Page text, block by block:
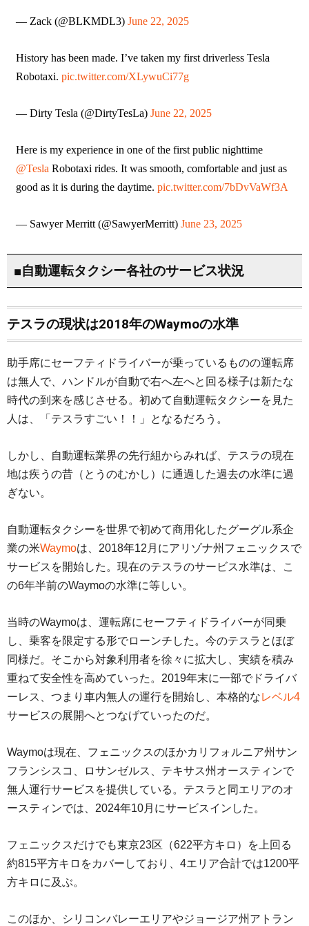
— Zack (@BLKMDL3) June 22, 2025
History has been made. I’ve taken my first driverless Tesla
Robotaxi. pic.twitter.com/XLywuCi77g
— Dirty Tesla (@DirtyTesLa) June 22, 2025
Here is my experience in one of the first public nighttime
@TeslaRobotaxi rides. It was smooth, comfortable and just as
good as it is during the daytime. pic.twitter.com/7bDvVaWf3A
— Sawyer Merritt (@SawyerMerritt) June 23, 2025
■自動運転タクシー各社のサービス状況
テスラの現状は2018年のWaymoの水準
助手席にセーフティドライバーが乗っているものの運転席
は無人で、ハンドルが自動で右へ左へと回る様子は新たな
時代の到来を感じさせる。初めて自動運転タクシーを見た
人は、「テスラすごい！！」となるだろう。
しかし、自動運転業界の先行組からみれば、テスラの現在
地は疾うの昔（とうのむかし）に通過した過去の水準に過
ぎない。
自動運転タクシーを世界で初めて商用化したグーグル系企
業の米Waymoは、2018年12月にアリゾナ州フェニックスで
サービスを開始した。現在のテスラのサービス水準は、こ
の6年半前のWaymoの水準に等しい。
当時のWaymoは、運転席にセーフティドライバーが同乗
し、乗客を限定する形でローンチした。今のテスラとほぼ
同様だ。そこから対象利用者を徐々に拡大し、実績を積み
重ねて安全性を高めていった。2019年末に一部でドライバ
ーレス、つまり車内無人の運行を開始し、本格的なレベル4
サービスの展開へとつなげていったのだ。
Waymoは現在、フェニックスのほかカリフォルニア州サン
フランシスコ、ロサンゼルス、テキサス州オースティンで
無人運行サービスを提供している。テスラと同エリアのオ
ースティンでは、2024年10月にサービスインした。
フェニックスだけでも東京23区（622平方キロ）を上回る
約815平方キロをカバーしており、4エリア合計では1200平
方キロに及ぶ。
このほか、シリコンバレーエリアやジョージア州アトラン